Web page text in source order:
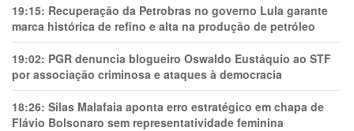
19:15: Recuperação da Petrobras no governo Lula garante
marca histórica de refino e alta na produção de petróleo
19:02: PGR denuncia blogueiro Oswaldo Eustáquio ao STF
por associação criminosa e ataques à democracia
18:26: Silas Malafaia aponta erro estratégico em chapa de
Flávio Bolsonaro sem representatividade feminina